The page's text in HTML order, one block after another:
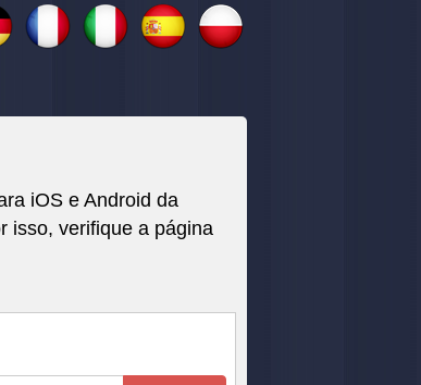
iOS e Android da
isso, verifique a página